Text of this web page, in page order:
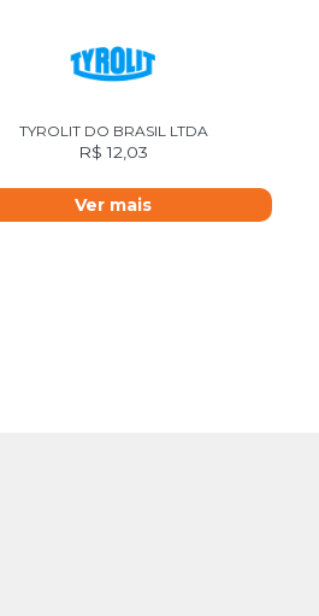
TYROLIT DO BRASIL LTDA
R$ 12,03
Ver mais